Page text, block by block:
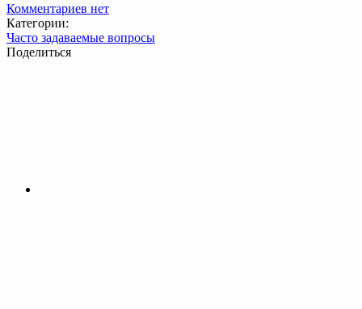
Комментариев нет
Категории:
Часто задаваемые вопросы
Поделиться